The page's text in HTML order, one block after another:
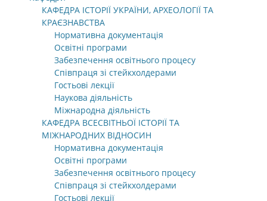
КАФЕДРА ІСТОРІЇ УКРАЇНИ, АРХЕОЛОГІЇ ТА
КРАЄЗНАВСТВА
Нормативна документація
Освітні програми
Забезпечення освітнього процесу
Співпраця зі стейкхолдерами
Гостьові лекції
Наукова діяльність
Міжнародна діяльність
КАФЕДРА ВСЕСВІТНЬОЇ ІСТОРІЇ ТА
МІЖНАРОДНИХ ВІДНОСИН
Нормативна документація
Освітні програми
Забезпечення освітнього процесу
Співпраця зі стейкхолдерами
Гостьові лекції